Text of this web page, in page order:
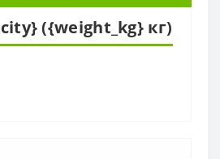
({weight_kg} кг)